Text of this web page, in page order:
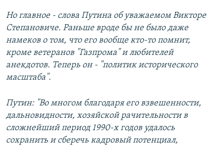
Но главное - слова Путина об уважаемом Викторе
Степановиче. Раньше вроде бы не было даже
намеков о том, что его вообще кто-то помнит,
кроме ветеранов "Газпрома" и любителей
анекдотов. Теперь он - "политик исторического
масштаба".
Путин: "Во многом благодаря его взвешенности,
дальновидности, хозяйской рачительности в
сложнейший период 1990-х годов удалось
сохранить и сберечь кадровый потенциал,